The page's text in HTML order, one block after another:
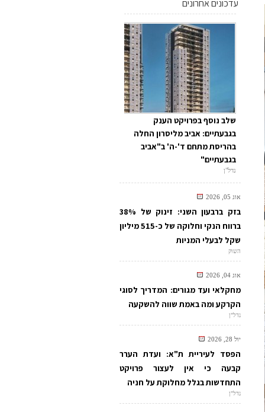
עדכונים אחרונים
שלב נוסף בפרויקט הענק
בגבעתיים: אביב מליסרון החלה
בהריסת מתחם ד'-ה' ב"אביב
בגבעתיים"
נדל"ן
אוג 05, 2026
בזק ברבעון השני: זינוק של 38%
ברווח הנקי וחלוקה של כ-515 מיליון
שקל לבעלי המניות
השוק
אוג 04, 2026
מחקלאי ועד מגורים: המדריך לסוגי
הקרקע ומה באמת שווה להשקעה
נדל"ן
יול 28, 2026
הפסד לעיריית ת"א: ועדת הערר
קבעה כי אין לעצור פרויקט
התחדשות בגלל מחלוקת על חניה
נדל"ן